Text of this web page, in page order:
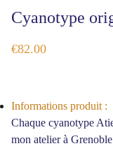
Cyanotype
€82.00
Informations produit :
Chaque cyanotype
mon atelier à